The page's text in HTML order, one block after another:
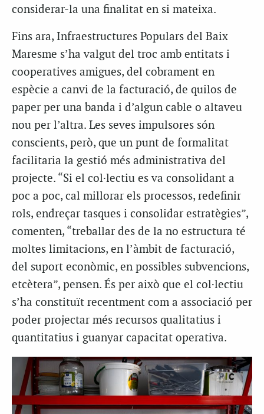
considerar-la una finalitat en si mateixa.
Fins ara, Infraestructures Populars del Baix
Maresme s’ha valgut del troc amb entitats i
cooperatives amigues, del cobrament en
espècie a canvi de la facturació, de quilos de
paper per una banda i d’algun cable o altaveu
nou per l’altra. Les seves impulsores són
conscients, però, que un punt de formalitat
facilitaria la gestió més administrativa del
projecte. “Si el col·lectiu es va consolidant a
poc a poc, cal millorar els processos, redefinir
rols, endreçar tasques i consolidar estratègies”,
comenten, “treballar des de la no estructura té
moltes limitacions, en l’àmbit de facturació,
del suport econòmic, en possibles subvencions,
etcètera”, pensen. És per això que el col·lectiu
s’ha constituït recentment com a associació per
poder projectar més recursos qualitatius i
quantitatius i guanyar capacitat operativa.